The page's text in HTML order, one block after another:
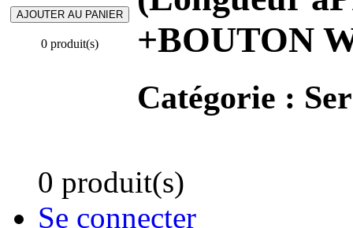
0 produit(s)
+BOUTON
Catégorie :
0 produit(s)
Se connecter